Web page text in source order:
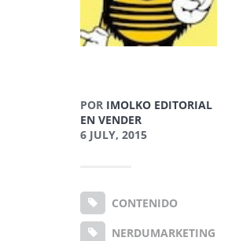
POR IMOLKO EDITORIAL
EN VENDER
6 JULY, 2015
CONTENIDO
NERDUMARKETING